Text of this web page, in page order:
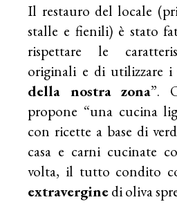
Il restauro del locale
stalle e fienili) è stato
rispettare le
originali e di utilizzare
della nostra zona”.
propone “una cucina
con ricette a base di
casa e carni cucinate
volta, il tutto condito
extraverginedi oliva